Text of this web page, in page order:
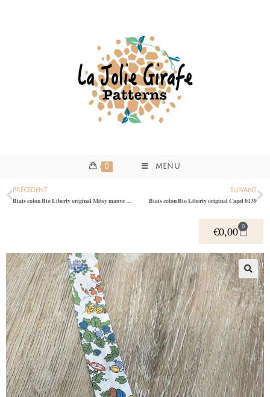
0 MENU
PRÉCÉDENT
Biais coton Bio Liberty original Mitsy mauve 0139
SUIVANT
Biais coton Bio Liberty original Capel 0139
€0,00 0